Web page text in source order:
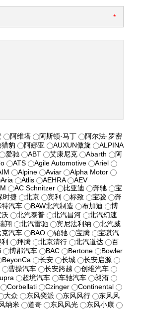
*
阿维塔 阿斯顿·马丁
阿尔法·罗密
豹 阿娜亚 AUXUN傲旋
ALPINA
爱驰 ABT 艾康尼克 Abarth
阿
ATS Agile Automotive
Ariel
Alpine Aviar
Alpha Motor
Aria Atlis AEHRA
AEV
AC Schnitzer 比亚迪 奔驰
宝
时捷 北京 宾利 标致 宝骏
奔
特汽车 BAW北汽制造 布加迪
博
北汽泰普 北汽昌河
北汽幻速
翔 北汽雷驰 宾尼法利纳
北汽威
克汽车 BAO 铂驰 宝腾
宝骐汽
拜腾 北京清行 北汽道达
百
博郡汽车 BAC Bertone
Bowler
BeyonCa 长安 长城
长安启源
曹操汽车 长安跨越
创维汽车
超境汽车 车驰汽车
昶洧
Corbellati Czinger
Continental
大众 东风奕派 东风风行
东风风
纳米 道奇 东风风光
东风小康